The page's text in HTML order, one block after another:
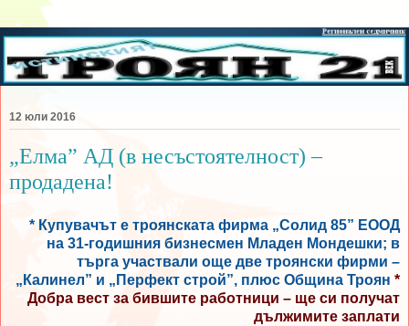
12 юли 2016
„Елма” АД (в несъстоятелност) –
продадена!
* Купувачът е троянската фирма „Солид 85” ЕООД
на 31-годишния бизнесмен Младен Мондешки; в
търга участвали още две троянски фирми –
„Калинел” и „Перфект строй”, плюс Община Троян *
Добра вест за бившите работници – ще си получат
дължимите заплати